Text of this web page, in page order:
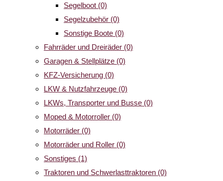
Segelboot (0)
Segelzubehör (0)
Sonstige Boote (0)
Fahrräder und Dreiräder (0)
Garagen & Stellplätze (0)
KFZ-Versicherung (0)
LKW & Nutzfahrzeuge (0)
LKWs, Transporter und Busse (0)
Moped & Motorroller (0)
Motorräder (0)
Motorräder und Roller (0)
Sonstiges (1)
Traktoren und Schwerlasttraktoren (0)